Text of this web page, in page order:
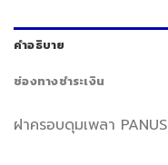
คำอธิบาย
ช่องทางชำระเงิน
ฝาครอบดุมเพลา PANUS